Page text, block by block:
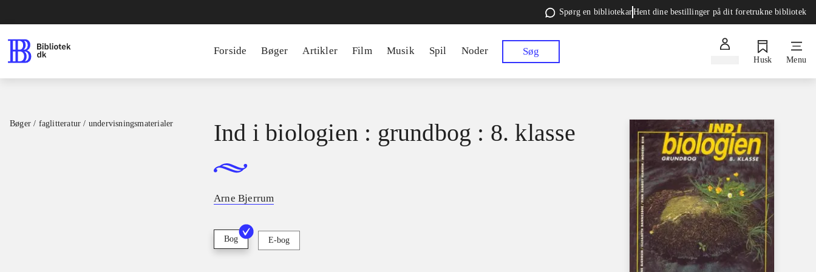
Spørg en bibliotekarHent dine bestillinger på dit foretrukne bibliotek
Forside Bøger Artikler Film Musik Spil Noder Søg
Husk Menu
Bøger / faglitteratur / undervisningsmaterialer Ind i biologien : grundbog : 8. klasse
Arne Bjerrum
Bog E-bog